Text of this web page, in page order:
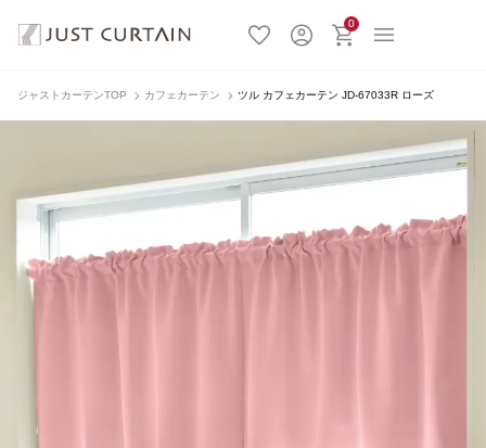
0
ジャストカーテンTOP カフェカーテン ツル カフェカーテン JD-67033R ローズ